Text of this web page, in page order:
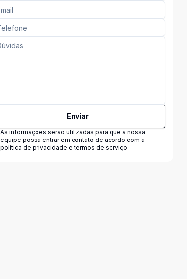
Enviar
As informações serão utilizadas para que a nossa
equipe possa entrar em contato de acordo com a
política de privacidade e termos de serviço